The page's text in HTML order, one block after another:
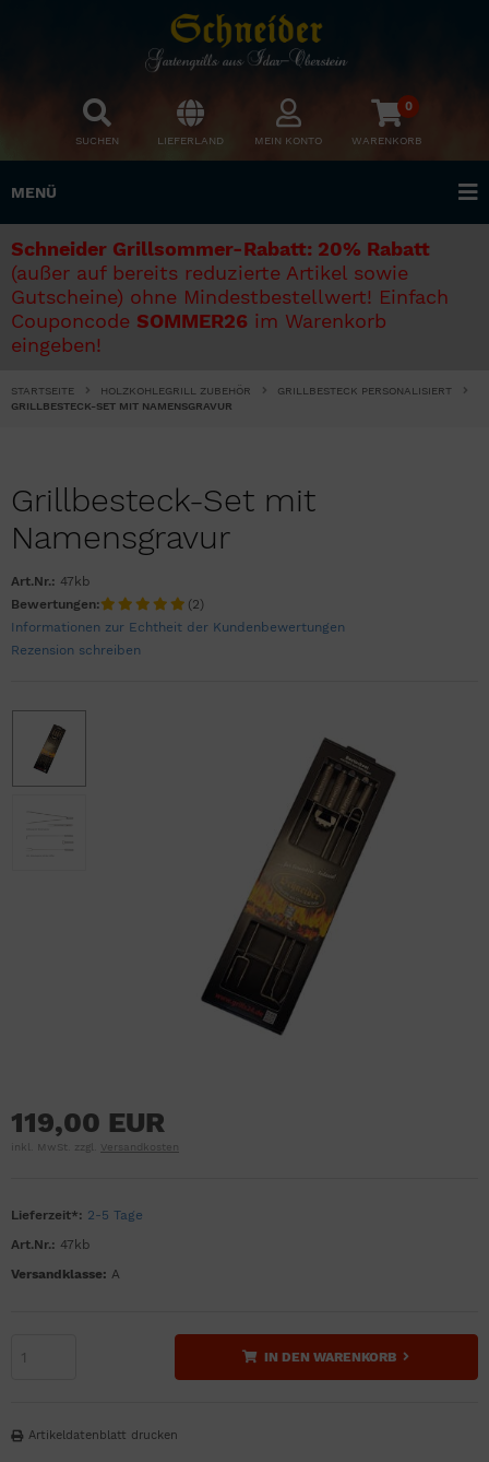
SUCHEN LIEFERLAND MEIN KONTO
0
WARENKORB
MENÜ
Schneider Grillsommer-Rabatt: 20% Rabatt
(außer auf bereits reduzierte Artikel sowie
Gutscheine) ohne Mindestbestellwert! Einfach
Couponcode SOMMER26 im Warenkorb
eingeben!
STARTSEITE HOLZKOHLEGRILL ZUBEHÖR
GRILLBESTECK PERSONALISIERT
GRILLBESTECK-SET MIT NAMENSGRAVUR
Grillbesteck-Set mit
Namensgravur
Art.Nr.: 47kb
Bewertungen:
(2)
Informationen zur Echtheit der Kundenbewertungen
Rezension schreiben
119,00 EUR
inkl. MwSt. zzgl. Versandkosten
Lieferzeit*: 2-5 Tage
Art.Nr.: 47kb
Versandklasse: A
IN DEN WARENKORB
Artikeldatenblatt drucken